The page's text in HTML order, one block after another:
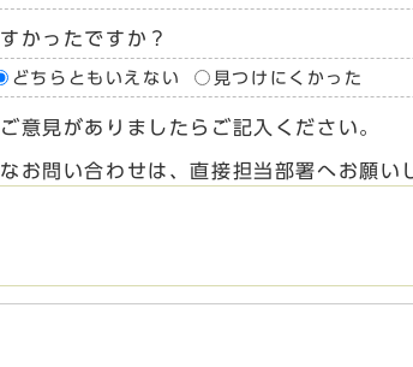
かったですか？
どちらともいえない 見つけにくかった
意見がありましたらご記入ください。
お問い合わせは、直接担当部署へお願